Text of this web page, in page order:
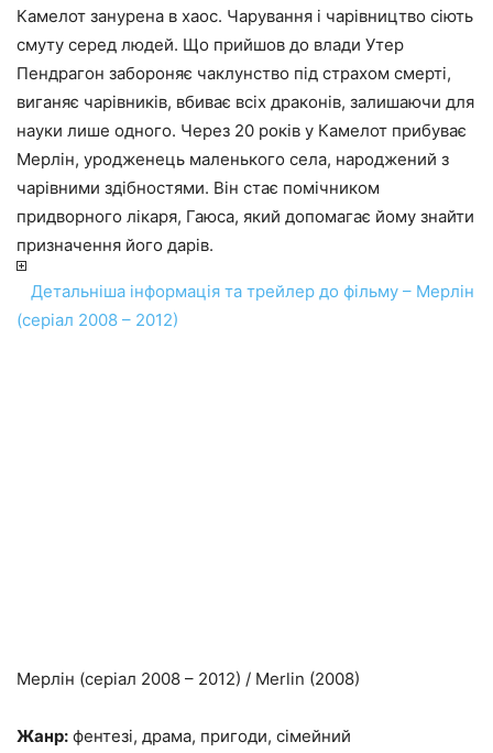
Камелот занурена в хаос. Чарування і чарівництво сіють
смуту серед людей. Що прийшов до влади Утер
Пендрагон забороняє чаклунство під страхом смерті,
виганяє чарівників, вбиває всіх драконів, залишаючи для
науки лише одного. Через 20 років у Камелот прибуває
Мерлін, уродженець маленького села, народжений з
чарівними здібностями. Він стає помічником
придворного лікаря, Гаюса, який допомагає йому знайти
призначення його дарів.
Детальніша інформація та трейлер до фільму – Мерлін
(серіал 2008 – 2012)
Мерлін (серіал 2008 – 2012) / Merlin (2008)
Жанр: фентезі, драма, пригоди, сімейний